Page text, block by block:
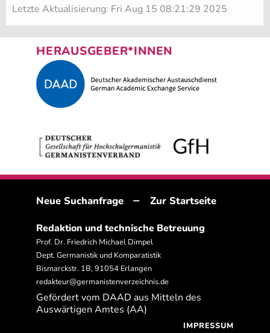
Letzte Aktualisierung: Fri Aug 15 08:21:29 2025
HERAUSGEBER*INNEN
Neue Suchanfrage – Zur Startseite
Redaktion und technische Betreuung
Prof. Dr. Friedrich Michael Dimpel
Dept. Germanistik und Komparatistik
Bismarckstr. 1B, 91054 Erlangen
redakteur@germanistenverzeichnis.de
Gefördert vom DAAD aus Mitteln des
Auswärtigen Amtes (AA)
IMPRESSUM